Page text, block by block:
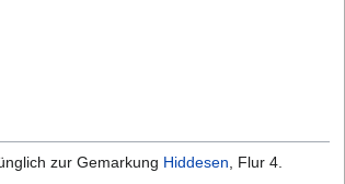
zur Gemarkung Hiddesen, Flur 4.